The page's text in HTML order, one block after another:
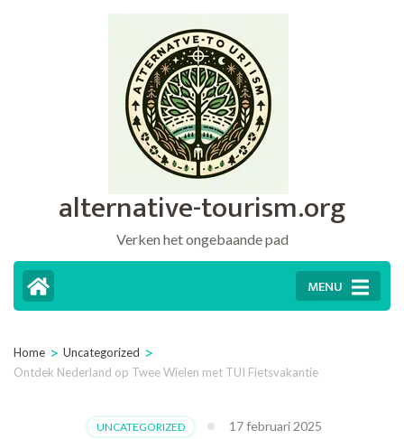
alternative-tourism.org
Verken het ongebaande pad
MENU
Home > Uncategorized >
Ontdek Nederland op Twee Wielen met TUI Fietsvakantie
UNCATEGORIZED 17 februari 2025